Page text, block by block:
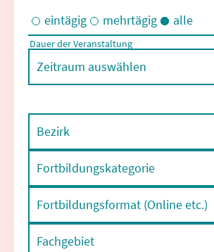
Eintägige und/oder mehrtägige
eintägig mehrtägig alle
Dauer der Veranstaltung
Zeitraum auswählen
Bezirk
Fortbildungskategorie
Fortbildungsformat (Online etc.)
Fachgebiet